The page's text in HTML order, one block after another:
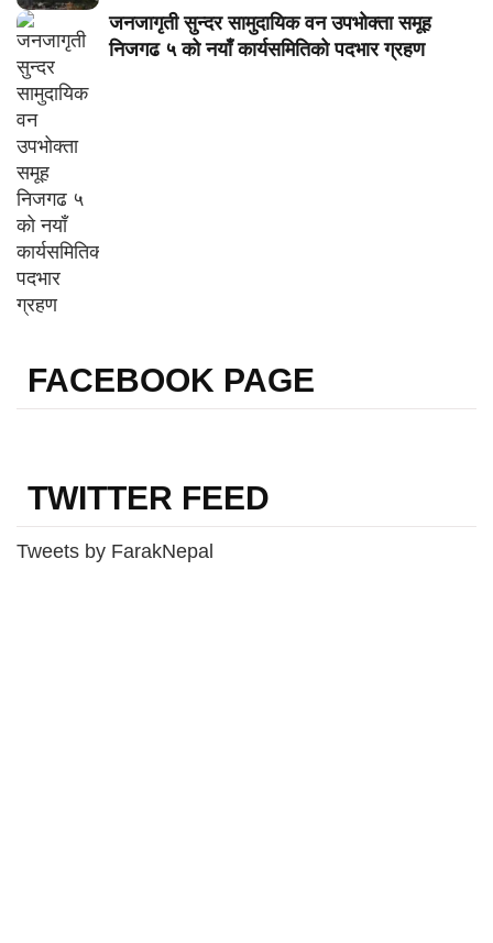
जनजागृती सुन्दर सामुदायिक वन उपभोक्ता समूह
निजगढ ५ को नयाँ कार्यसमितिको पदभार ग्रहण
FACEBOOK PAGE
TWITTER FEED
Tweets by FarakNepal